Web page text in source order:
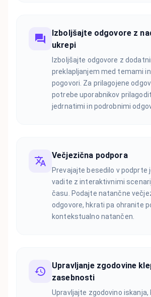
Izboljšajte odgovore z
ukrepi
Izboljšajte odgovore z
preklapljanjem med temami
pogovori. Za prilagojene
potrebe uporabnikov
jedrnatimi in podrobnimi
Večjezična podpora
Prevajajte besedilo v podprte
vadite z interaktivnimi
času. Podajte natančne
odgovore, hkrati pa ohranite
kontekstualno natančen.
Upravljanje zgodovine
zasebnosti
Upravljajte zgodovino iskanja,